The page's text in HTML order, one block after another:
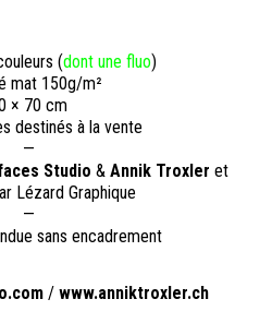
(dont une fluo)
mat 150g/m²
× 70 cm
destinés à la vente
—
Studio & Annik Troxler et
Lézard Graphique
—
sans encadrement
/ www.anniktroxler.ch